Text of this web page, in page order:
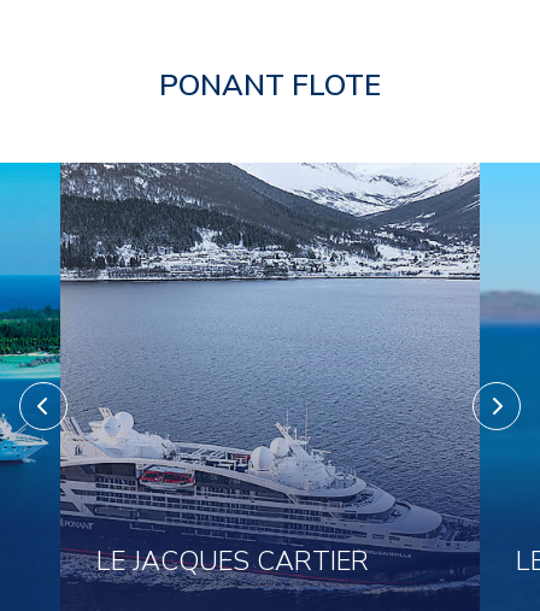
PONANT FLOTE
LE JACQUES CARTIER